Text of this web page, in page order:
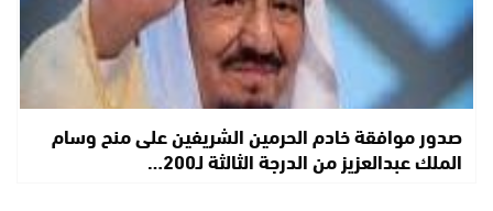
صدور موافقة خادم الحرمين الشريفين على منح وسام
الملك عبدالعزيز من الدرجة الثالثة لـ200…